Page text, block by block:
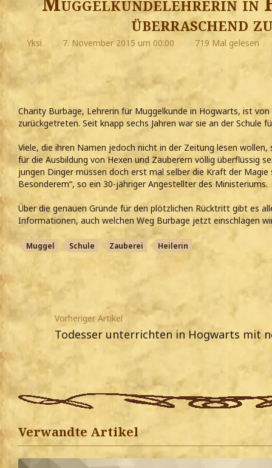
überraschend
Yksi 7. November 2015 um 00:00 719 Mal gelesen
Charity Burbage, Lehrerin für Muggelkunde in Hogwarts, ist
zurückgetreten. Seit knapp sechs Jahren war sie an der Schule
Viele, die ihren Namen jedoch nicht in der Zeitung lesen
für die Ausbildung von Hexen und Zauberern völlig überflüssig
jungen Dinger müssen doch erst mal selber die Kraft der
Besonderem“, so ein 30-jähriger Angestellter des Ministeriums.
Über die genauen Gründe für den plötzlichen Rücktritt gibt es
Informationen, auch welchen Weg Burbage jetzt einschlagen
Muggel Schule Zauberei Heilerin
Vorheriger Artikel
Todesser unterrichten in Hogwarts mit
Verwandte Artikel